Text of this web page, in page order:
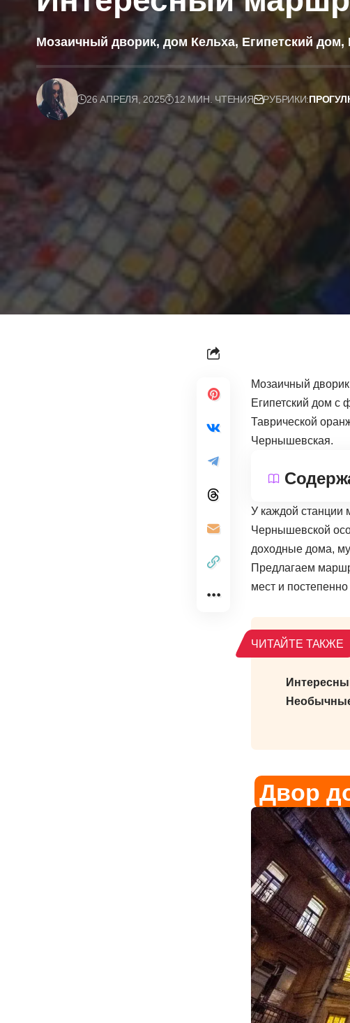
Мозаичный дворик, дом Кельха, Египетский
26 АПРЕЛЯ, 2025 12 МИН. ЧТЕНИЯ РУБРИКИ:
Мозаичный
Египетский дом с
Таврической
Чернышевская.
У каждой станции
Чернышевской
доходные дома,
Предлагаем
мест и
Двор